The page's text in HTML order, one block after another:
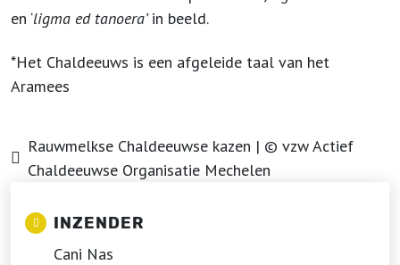
en ‘ligma ed tanoera’in beeld.
*Het Chaldeeuws is een afgeleide taal van het
Aramees
Rauwmelkse Chaldeeuwse kazen | © vzw Actief
Chaldeeuwse Organisatie Mechelen
INZENDER
Cani Nas